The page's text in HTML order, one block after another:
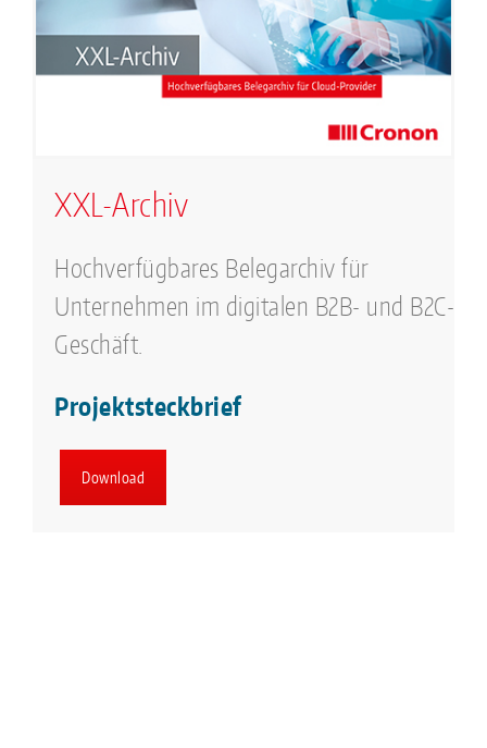
XXL-Archiv
Hochverfügbares Belegarchiv für
Unternehmen im digitalen B2B- und B2C-
Geschäft.
Projektsteckbrief
Download